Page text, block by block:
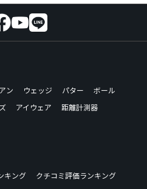
ン ウェッジ パター
ボール
アイウェア
距離計測器
キング
クチコミ評価ランキング